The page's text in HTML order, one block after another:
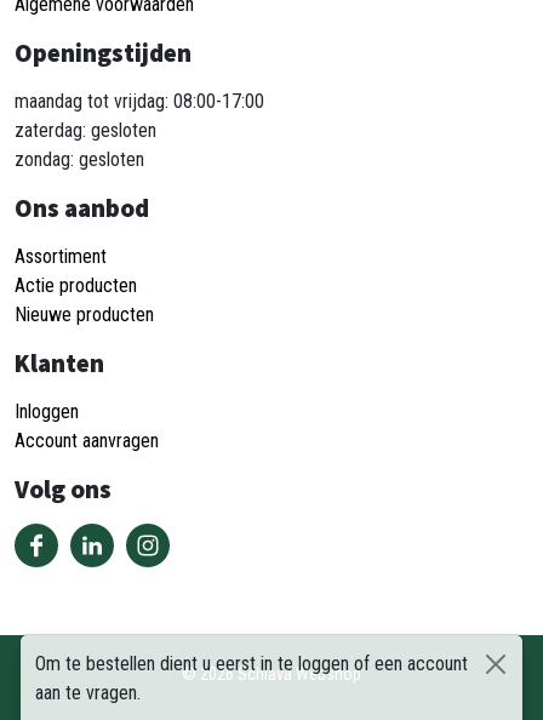
Om te bestellen dient u eerst in te loggen of een account
aan te vragen.
Openingstijden
maandag tot vrijdag: 08:00-17:00
zaterdag: gesloten
zondag: gesloten
Ons aanbod
Assortiment
Actie producten
Nieuwe producten
Klanten
Inloggen
Account aanvragen
Volg ons
©2026Schiava Webshop